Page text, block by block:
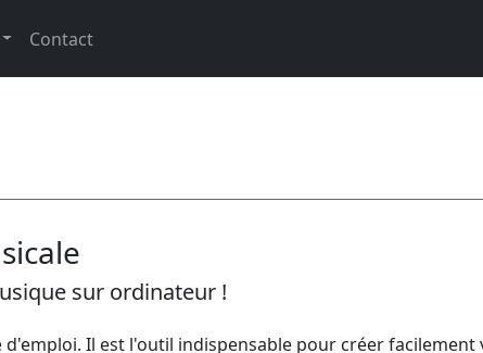
Contact
sur ordinateur !
Il est l'outil indispensable pour créer facilement